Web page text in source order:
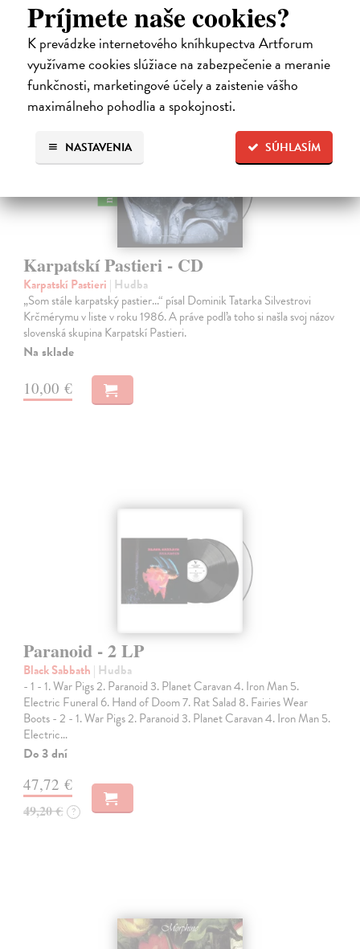
Príjmete naše cookies?
K prevádzke internetového kníhkupectva Artforum
využívame cookies slúžiace na zabezpečenie a meranie
funkčnosti, marketingové účely a zaistenie vášho
maximálneho pohodlia a spokojnosti.
SÚHLASÍM
NASTAVENIA
na sklade
Karpatskí Pastieri - CD
Karpatskí Pastieri | Hudba
„Som stále karpatský pastier...“ písal Dominik Tatarka Silvestrovi
Krčmérymu v liste v roku 1986. A práve podľa toho si našla svoj názov
slovenská skupina Karpatskí Pastieri.
Na sklade
10,00 €
Paranoid - 2 LP
Black Sabbath | Hudba
- 1 - 1. War Pigs 2. Paranoid 3. Planet Caravan 4. Iron Man 5.
Electric Funeral 6. Hand of Doom 7. Rat Salad 8. Fairies Wear
Boots - 2 - 1. War Pigs 2. Paranoid 3. Planet Caravan 4. Iron Man 5.
Electric…
Do 3 dní
47,72 €
49,20 € ?